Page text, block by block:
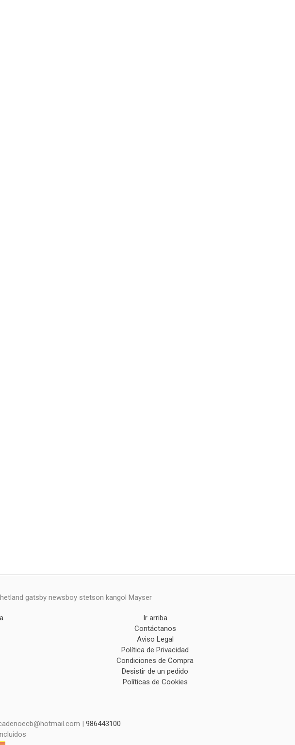
gatsby newsboy stetson kangol Mayser
Ir arriba
Contáctanos
Aviso Legal
Política de Privacidad
Condiciones de Compra
Desistir de un pedido
Políticas de Cookies
| 986443100